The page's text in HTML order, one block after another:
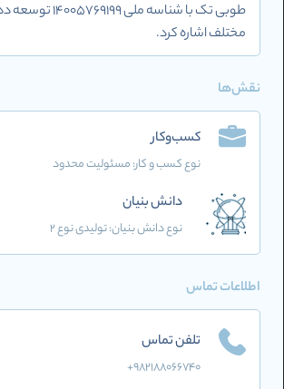
طوبی تک
مختلف اشاره کرد.
نقش‌ها
کسب‌وکار
نوع کسب و کار:مسئولیت محدود
دانش بنیان
نوع دانش بنیان: تولیدی نوع 2
اطلاعات تماس
تلفن تماس
+9821۸۸۰۶۶۷۴۰